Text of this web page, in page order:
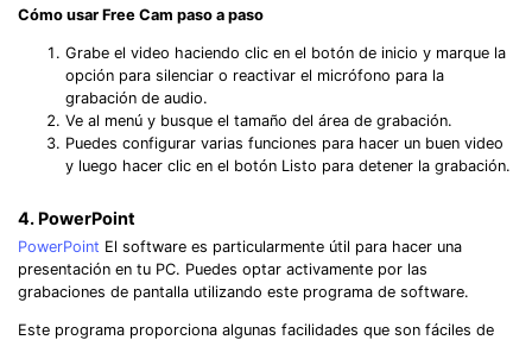
Cómo usar Free Cam paso a paso
Grabe el video haciendo clic en el botón de inicio y marque la
opción para silenciar o reactivar el micrófono para la
grabación de audio.
Ve al menú y busque el tamaño del área de grabación.
Puedes configurar varias funciones para hacer un buen video
y luego hacer clic en el botón Listo para detener la grabación.
4. PowerPoint
PowerPoint El software es particularmente útil para hacer una
presentación en tu PC. Puedes optar activamente por las
grabaciones de pantalla utilizando este programa de software.
Este programa proporciona algunas facilidades que son fáciles de